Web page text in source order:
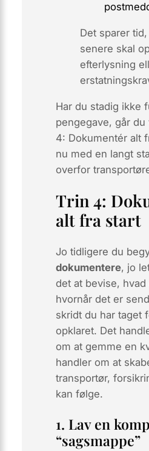
Det sparer
senere skal
efterlysning
Har du stadig ikke
pengegave, går du
4: Dokumentér alt
nu med en langt
overfor
Trin 4:
alt fra start
Jo tidligere du
dokumentere, jo
det at bevise,
hvornår det er
skridt du har taget
opklaret. Det
om at gemme en
handler om at
transportør,
kan følge.
1. Lav en
“sagsmappe”